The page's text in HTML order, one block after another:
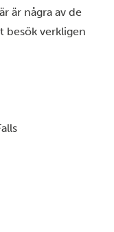
är några av de
besök verkligen